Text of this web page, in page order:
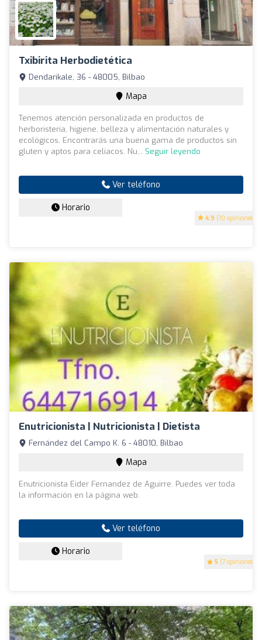
Txibirita Herbodietética
4.9 (10 opiniones)
Dendarikale, 36 - 48005, Bilbao
Mapa
Tenemos atención personalizada en productos de
herboristería, higiene, belleza y alimentación naturales y
ecológicos. Encontrarás una buena gama de productos sin
gluten y aptos para celíacos. Nu... Seguir leyendo
Ver teléfono
Horario
Enutricionista | Nutricionista | Dietista
5 (7 opiniones)
Fernández del Campo K. 6 - 48010, Bilbao
Mapa
Enutricionista Eider Fernandez de Aguirre. Puedes ver toda
la información en la página web.
Ver teléfono
Horario